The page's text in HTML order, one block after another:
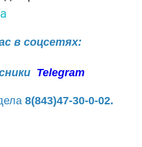
в соцсетях:
Telegram
8(843)47-30-0-02.